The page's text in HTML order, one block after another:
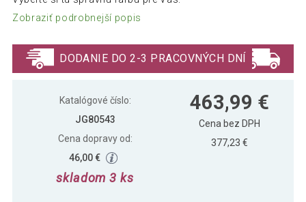
Zobraziť podrobnejší popis
DODANIE DO 2-3 PRACOVNÝCH DNÍ
Katalógové číslo:
JG80543
Cena dopravy od:
46,00 €
skladom 3 ks
463,99 €
Cena bez DPH
377,23 €